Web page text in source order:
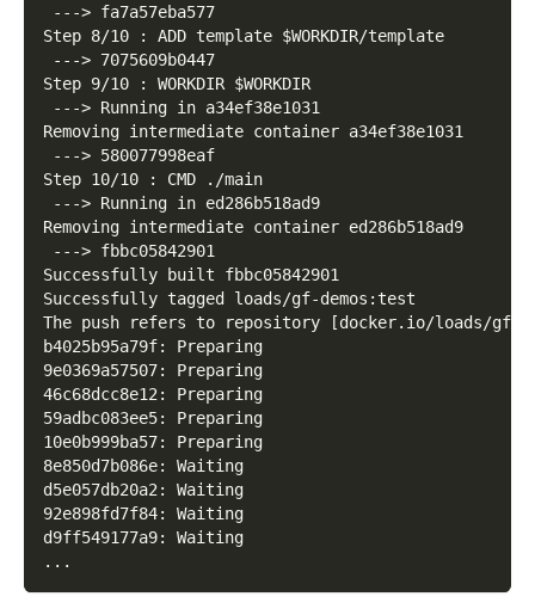
---> fa7a57eba577
Step 8/10 : ADD template $WORKDIR/template
---> 7075609b0447
Step 9/10 : WORKDIR $WORKDIR
---> Running in a34ef38e1031
Removing intermediate container a34ef38e1031
---> 580077998eaf
Step 10/10 : CMD ./main
---> Running in ed286b518ad9
Removing intermediate container ed286b518ad9
---> fbbc05842901
Successfully built fbbc05842901
Successfully tagged loads/gf-demos:test
The push refers to repository [docker.io/loads/gf-
b4025b95a79f: Preparing
9e0369a57507: Preparing
46c68dcc8e12: Preparing
59adbc083ee5: Preparing
10e0b999ba57: Preparing
8e850d7b086e: Waiting
d5e057db20a2: Waiting
92e898fd7f84: Waiting
d9ff549177a9: Waiting
...